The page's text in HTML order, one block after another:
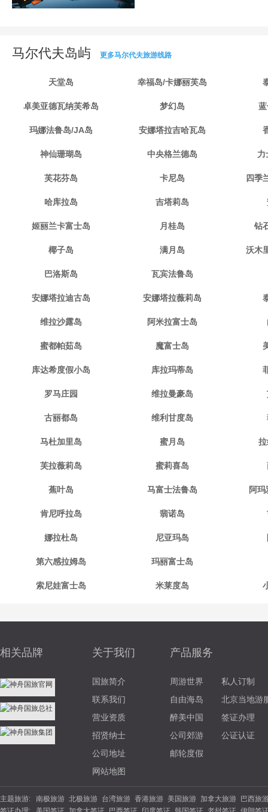
马尔代夫岛屿 更多马尔代夫旅游线路
天堂岛 幸福岛/卡娜丽芙岛
卓美亚德瓦纳芙希岛 梦幻岛
玛娜法鲁岛/JA岛 安娜塔拉吉哈瓦岛
神仙珊瑚岛 中央格兰德岛 力
芙花芬岛 卡尼岛 四季
哈库拉岛 吉塔莉岛
姬丽兰卡富士岛 月桂岛 钻
椰子岛 满月岛 沃木
巴洛斯岛 瓦宾法鲁岛
安娜塔拉迪古岛 安娜塔拉薇莉岛
维拉沙露岛 阿米拉富士岛
蜜都帕茹岛 魔富士岛
库达希度假小岛 库拉玛蒂岛
罗马庄园 维拉曼豪岛
古丽都岛 维利甘度岛
马杜加里岛 蜜月岛
芙拉薇莉岛 蜜莉喜岛
蕉叶岛 马富士法鲁岛 阿
肯尼呼拉岛 翡诺岛
娜拉杜岛 尼亚玛岛
第六感拉姆岛 玛丽富士岛
索尼娃富士岛 米莱度岛
相关品牌 关于我们
国旅简介
联系我们
营业资质
招贤纳士
公司地址
网站地图
产品服务
周游世界
私人订制
自由海岛
北京当地游
醉美中国
签证办理
公司郊游
公证认证
邮轮度假
主题旅游: 南极旅游 北极旅游 台湾旅游 香港旅游 美国旅游 加拿大旅游
巴西旅